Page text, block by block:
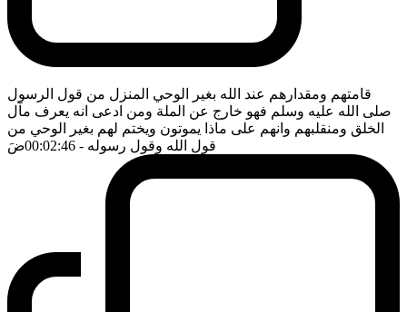
قامتهم ومقدارهم عند الله بغير الوحي المنزل من قول الرسول
صلى الله عليه وسلم فهو خارج عن الملة ومن ادعى انه يعرف مآل
الخلق ومنقلبهم وانهم على ماذا يموتون ويختم لهم بغير الوحي من
قول الله وقول رسوله - 00:02:46 ضَ